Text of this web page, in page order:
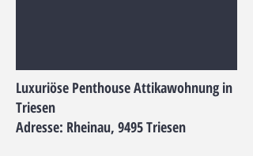
Luxuriöse Penthouse Attikawohnung in
Triesen
Adresse: Rheinau, 9495 Triesen